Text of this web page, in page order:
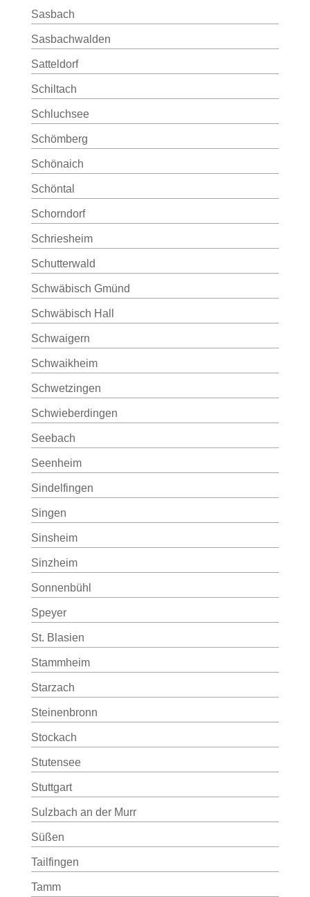
Sasbach
Sasbachwalden
Satteldorf
Schiltach
Schluchsee
Schömberg
Schönaich
Schöntal
Schorndorf
Schriesheim
Schutterwald
Schwäbisch Gmünd
Schwäbisch Hall
Schwaigern
Schwaikheim
Schwetzingen
Schwieberdingen
Seebach
Seenheim
Sindelfingen
Singen
Sinsheim
Sinzheim
Sonnenbühl
Speyer
St. Blasien
Stammheim
Starzach
Steinenbronn
Stockach
Stutensee
Stuttgart
Sulzbach an der Murr
Süßen
Tailfingen
Tamm